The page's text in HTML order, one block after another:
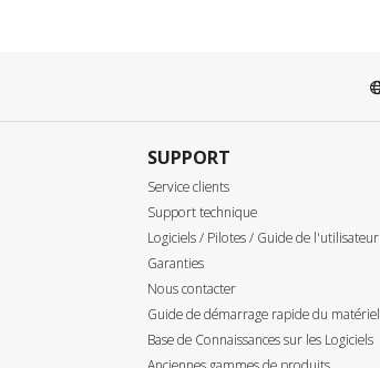
SUPPORT
Service clients
Support technique
Logiciels / Pilotes / Guide de l'utilisateur
Garanties
Nous contacter
Guide de démarrage rapide du matériel
Base de Connaissances sur les Logiciels